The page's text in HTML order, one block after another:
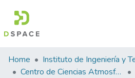
Statistics
Home
Centro de Ciencias Atmosféricas y Tecnologías Verdes